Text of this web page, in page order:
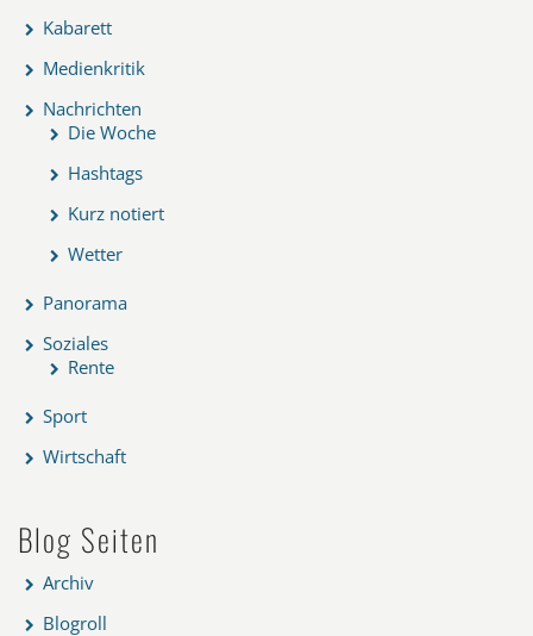
Kabarett
Medienkritik
Nachrichten
Die Woche
Hashtags
Kurz notiert
Wetter
Panorama
Soziales
Rente
Sport
Wirtschaft
Blog Seiten
Archiv
Blogroll